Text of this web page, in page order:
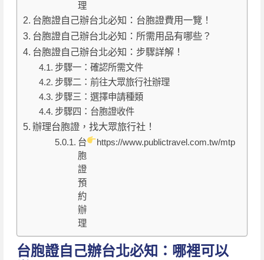
理
台胞證自己辦台北必知：台胞證費用一覽！
台胞證自己辦台北必知：所需用品有哪些？
台胞證自己辦台北必知：步驟詳解！
步驟一：確認所需文件
步驟二：前往大眾旅行社辦理
步驟三：選擇申請種類
步驟四：台胞證收件
辦理台胞證，找大眾旅行社！
台
胞
證
預
約
辦
理
https://www.publictravel.com.tw/mtp/
台胞證自己辦台北必知：哪裡可以